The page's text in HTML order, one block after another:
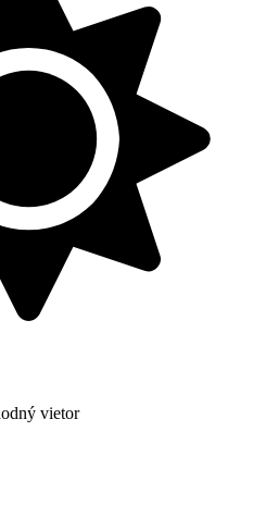
vietor